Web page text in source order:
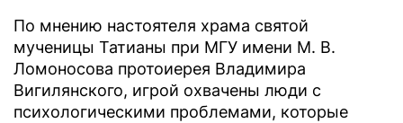
По мнению настоятеля храма святой
мученицы Татианы при МГУ имени М. В.
Ломоносова протоиерея Владимира
Вигилянского, игрой охвачены люди с
психологическими проблемами, которые